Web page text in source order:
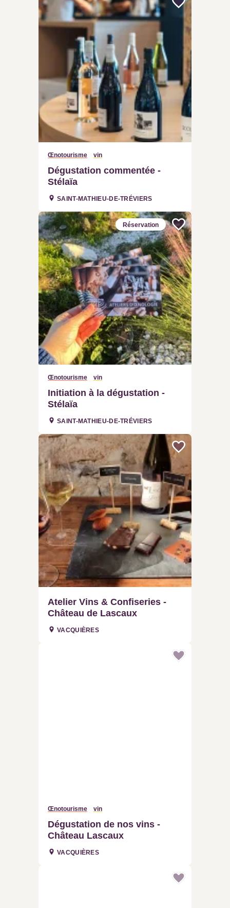
Œnotourisme
Dégustation commentée -
Stélaïa
SAINT-MATHIEU-DE-TRÉVIERS
Œnotourisme vin
Initiation à la dégustation -
Stélaïa
SAINT-MATHIEU-DE-TRÉVIERS
Réservation
Atelier Vins & Confiseries -
Château de Lascaux
VACQUIÈRES
Dégustation de nos vins -
Château Lascaux
VACQUIÈRES